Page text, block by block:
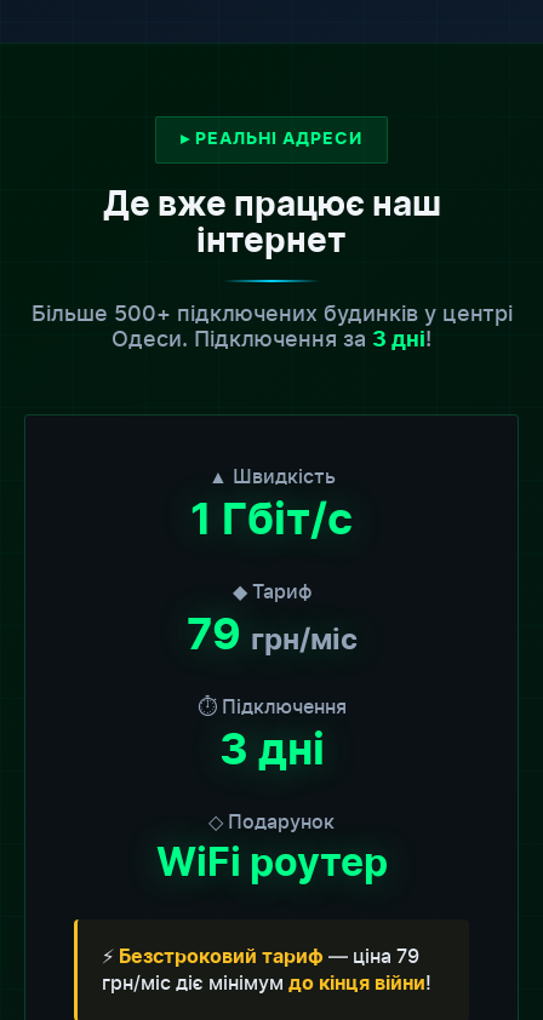
▸ РЕАЛЬНІ АДРЕСИ
Де вже працює наш
інтернет
Більше 500+ підключених будинків у центрі
Одеси. Підключення за 3 дні!
▲ Швидкість
1 Гбіт/с
◆ Тариф
79 грн/міс
⏱ Підключення
3 дні
◇ Подарунок
WiFi роутер
⚡ Безстроковий тариф — ціна 79
грн/міс діє мінімум до кінця війни!